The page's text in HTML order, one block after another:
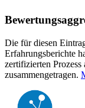
Die für diesen
Erfahrungsberichte
zertifizierten Prozess
zusammengetragen.